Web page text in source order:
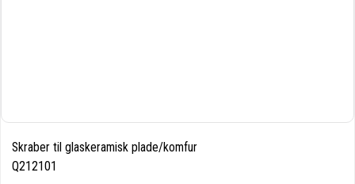
Skraber til glaskeramisk plade/komfur
Q212101